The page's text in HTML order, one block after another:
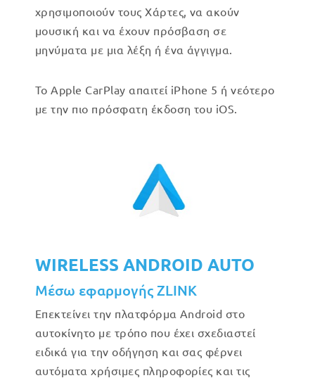
χρησιμοποιούν τους Χάρτες, να ακούν
μουσική και να έχουν πρόσβαση σε
μηνύματα με μια λέξη ή ένα άγγιγμα.
Το Apple CarPlay απαιτεί iPhone 5 ή νεότερο
με την πιο πρόσφατη έκδοση του iOS.
WIRELESS ANDROID AUTO
Μέσω εφαρμογής ZLINK
Επεκτείνει την πλατφόρμα Android στο
αυτοκίνητο με τρόπο που έχει σχεδιαστεί
ειδικά για την οδήγηση και σας φέρνει
αυτόματα χρήσιμες πληροφορίες και τις